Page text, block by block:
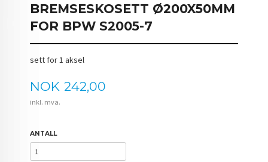
BREMSESKOSETT Ø200X50MM
FOR BPW S2005-7
sett for 1 aksel
Pris
NOK 242,00
inkl. mva.
ANTALL